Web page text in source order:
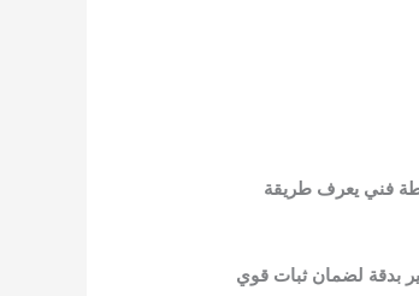
فني يعرف طريقة
بدقة لضمان ثبات قوي